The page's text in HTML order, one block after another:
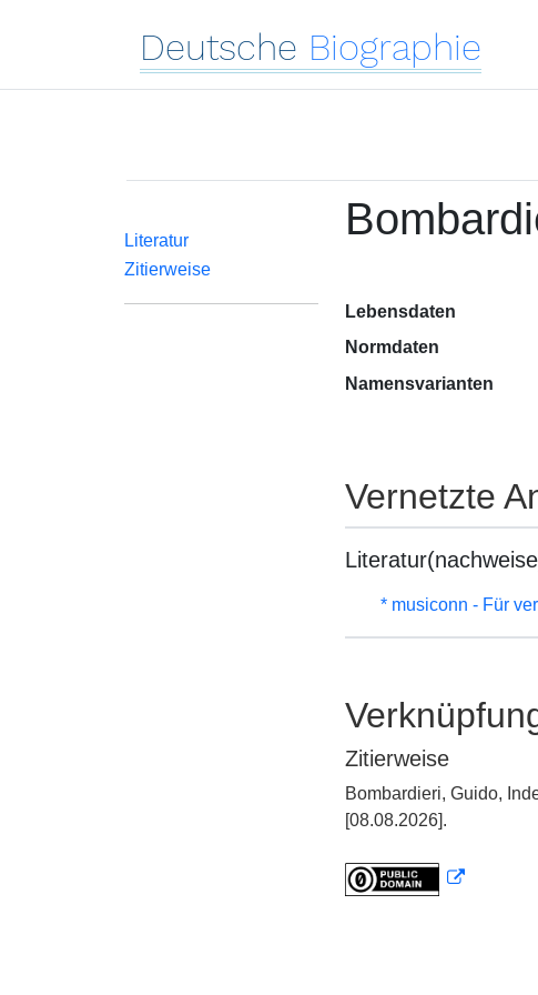
Deutsche Biographie
Literatur
Zitierweise
Lebensdaten
Normdaten
Namensvarianten
Vernetzte
* musiconn - Für
Zitierweise
Bombardieri, Guido,
[08.08.2026].